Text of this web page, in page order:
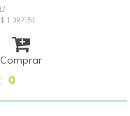
$ 1.397,51
Comprar
: 0